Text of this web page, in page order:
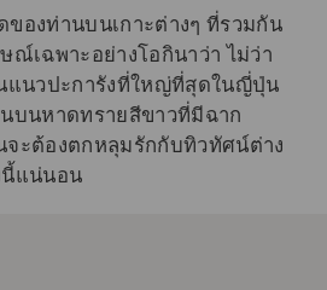
องท่านบนเกาะต่างๆ ที่รวมกัน
ณ์เฉพาะอย่างโอกินาว่า ไม่ว่า
แนวปะการังที่ใหญ่ที่สุดในญี่ปุ่น
บนหาดทรายสีขาวที่มีฉาก
ะต้องตกหลุมรักกับทิวทัศน์ต่าง
นี้แน่นอน